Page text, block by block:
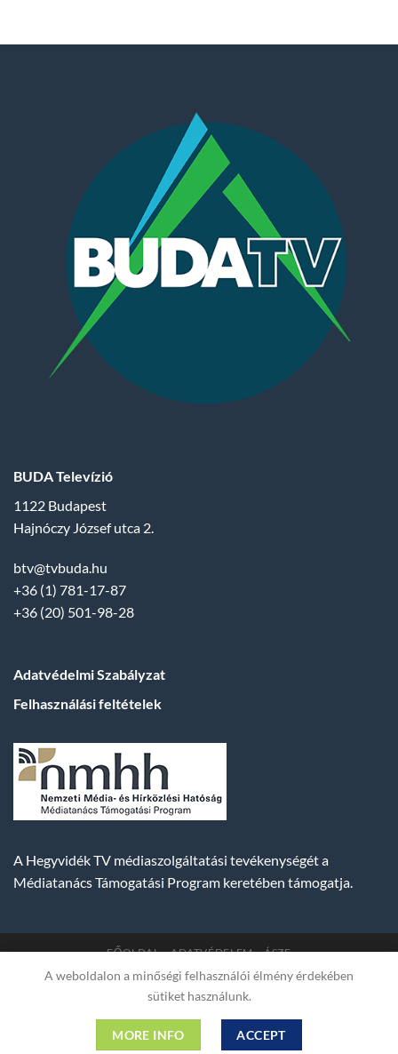
BUDA Televízió
1122 Budapest
Hajnóczy József utca 2.
btv@tvbuda.hu
+36 (1) 781-17-87
+36 (20) 501-98-28
Adatvédelmi Szabályzat
Felhasználási feltételek
A Hegyvidék TV médiaszolgáltatási tevékenységét a
Médiatanács Támogatási Program keretében támogatja.
FŐOLDAL ADATVÉDELEM ÁSZF
Copyright 2007-2026 © BUDA TV | Hegyvidék Média
Műsorszolgáltató Kft. | Budapest, Hungary, XII. Hajnóczy József
utca 2. fszt. | Cg. 01-09-882523 | A weboldal 256 bit SSL COMODO
titkosítással védve
A weboldalon a minőségi felhasználói élmény érdekében
sütiket használunk.
MORE INFO ACCEPT